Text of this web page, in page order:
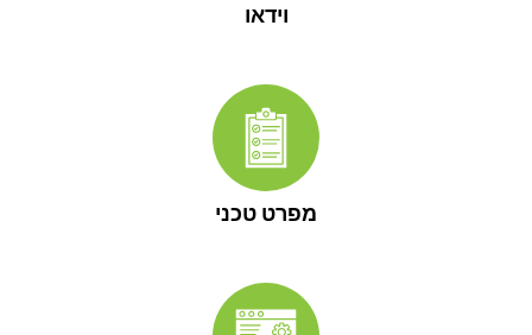
וידאו
מפרט טכני